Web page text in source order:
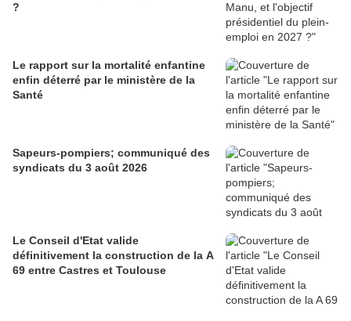
?
Le rapport sur la mortalité enfantine
enfin déterré par le ministère de la
Santé
Sapeurs-pompiers; communiqué des
syndicats du 3 août 2026
Le Conseil d'Etat valide
définitivement la construction de la A
69 entre Castres et Toulouse